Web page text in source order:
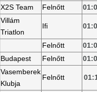
X2S Team Felnőtt
Villám
Triatlon
Ifi
Felnőtt
Budapest Felnőtt
Vasemberek
Klubja
Felnőtt